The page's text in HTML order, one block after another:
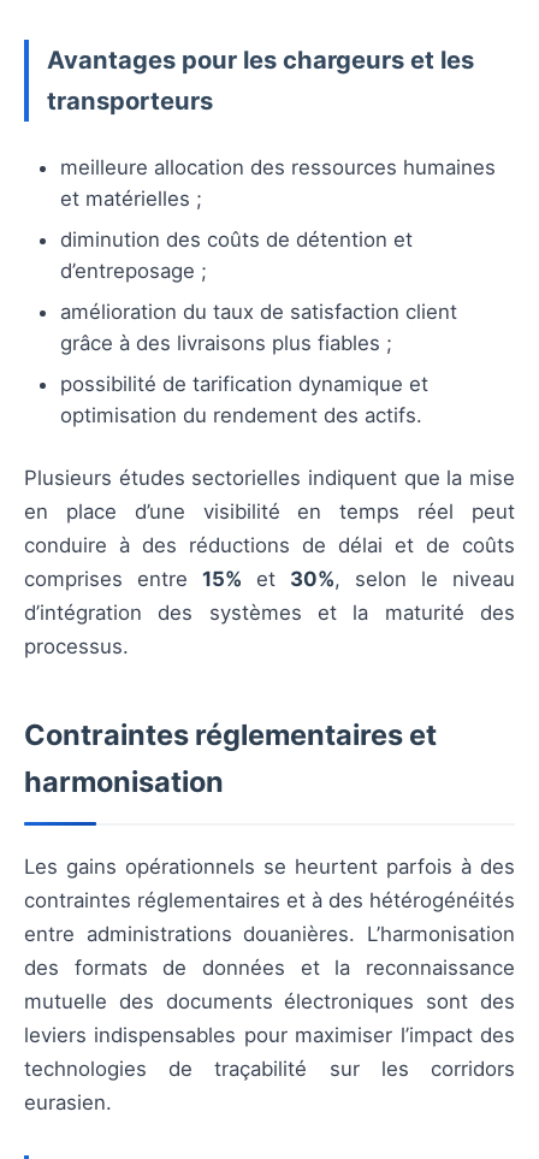
Avantages pour les chargeurs et les
transporteurs
meilleure allocation des ressources humaines
et matérielles ;
diminution des coûts de détention et
d’entreposage ;
amélioration du taux de satisfaction client
grâce à des livraisons plus fiables ;
possibilité de tarification dynamique et
optimisation du rendement des actifs.
Plusieurs études sectorielles indiquent que la mise
en place d’une visibilité en temps réel peut
conduire à des réductions de délai et de coûts
comprises entre 15% et 30%, selon le niveau
d’intégration des systèmes et la maturité des
processus.
Contraintes réglementaires et
harmonisation
Les gains opérationnels se heurtent parfois à des
contraintes réglementaires et à des hétérogénéités
entre administrations douanières. L’harmonisation
des formats de données et la reconnaissance
mutuelle des documents électroniques sont des
leviers indispensables pour maximiser l’impact des
technologies de traçabilité sur les corridors
eurasien.